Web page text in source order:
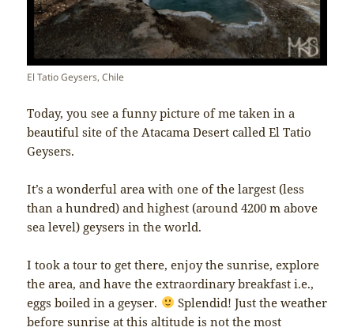
El Tatio Geysers, Chile
Today, you see a funny picture of me taken in a
beautiful site of the Atacama Desert called El Tatio
Geysers.
It’s a wonderful area with one of the largest (less
than a hundred) and highest (around 4200 m above
sea level) geysers in the world.
I took a tour to get there, enjoy the sunrise, explore
the area, and have the extraordinary breakfast i.e.,
eggs boiled in a geyser.
Splendid! Just the weather
before sunrise at this altitude is not the most